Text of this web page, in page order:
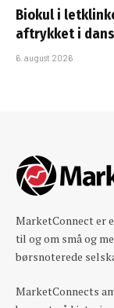
Biokul i
aftrykket i
6. august 2026
MarketConnect er
til og om små og
børsnoterede
MarketConnects